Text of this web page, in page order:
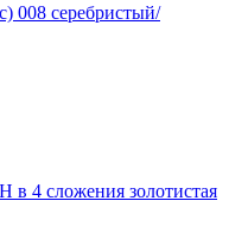
008 серебристый/